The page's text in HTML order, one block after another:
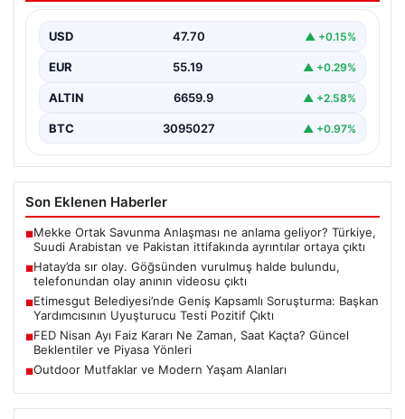
{"title": "Hatay’da Gizemli Olay: Göğsünden Yaralanan
USD 47.70 ▲ +0.15%
EUR 55.19 ▲ +0.29%
ALTIN 6659.9 ▲ +2.58%
BTC 3095027 ▲ +0.97%
Son Eklenen Haberler
■Mekke Ortak Savunma Anlaşması ne anlama geliyor? Türkiye,
Suudi Arabistan ve Pakistan ittifakında ayrıntılar ortaya çıktı
■Hatay’da sır olay. Göğsünden vurulmuş halde bulundu,
telefonundan olay anının videosu çıktı
■Etimesgut Belediyesi’nde Geniş Kapsamlı Soruşturma: Başkan
Yardımcısının Uyuşturucu Testi Pozitif Çıktı
■FED Nisan Ayı Faiz Kararı Ne Zaman, Saat Kaçta? Güncel
Beklentiler ve Piyasa Yönleri
■Outdoor Mutfaklar ve Modern Yaşam Alanları